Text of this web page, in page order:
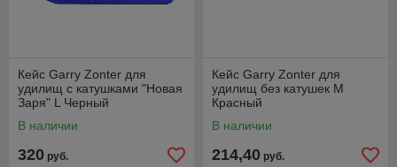
Кейс Garry Zonter для
удилищ с катушками "Новая
Заря" L Черный
В наличии
320 руб.
Кейс Garry Zonter для
удилищ без катушек M
Красный
В наличии
214,40 руб.